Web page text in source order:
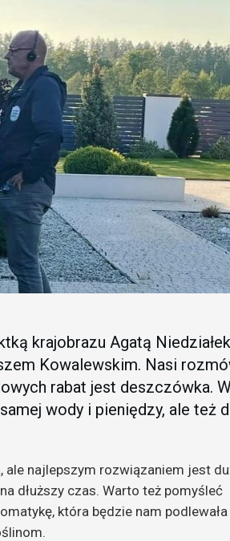
krajobrazu Agatą Niedziałek
Kowalewskim. Nasi
rabat jest deszczówka.
wody i pieniędzy, ale też
ale najlepszym rozwiązaniem jest
dłuższy czas. Warto też pomyśleć
która będzie nam